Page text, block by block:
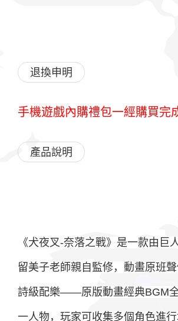
退換申明
手機遊戲內購禮包一經購買完
產品說明
《犬夜叉-奈落之戰》是一款由
留美子老師親自監修，動畫原班
詩級配樂——原版動畫經典BGM全
一人物，玩家可收集多個角色進